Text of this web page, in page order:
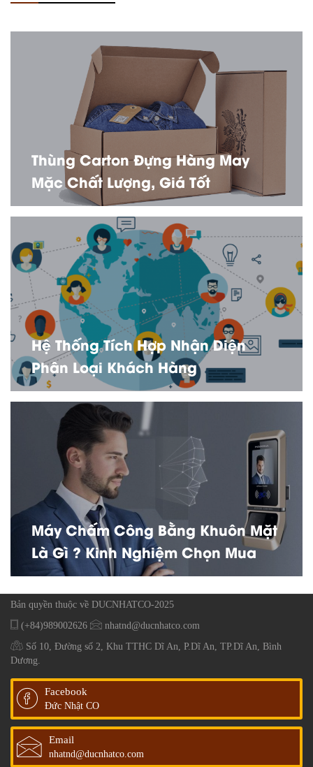
Thùng Carton Đựng Hàng May
Mặc Chất Lượng, Giá Tốt
Hệ Thống Tích Hợp Nhận Diện
Phân Loại Khách Hàng
Máy Chấm Công Bằng Khuôn Mặt
Là Gì ? Kinh Nghiệm Chọn Mua
Bản quyền thuộc về DUCNHATCO-2025
(+84)989002626
nhatnd@ducnhatco.com
Số 10, Đường số 2, Khu TTHC Dĩ An, P.Dĩ An, TP.Dĩ An, Bình
Dương.
Facebook
Đức Nhật CO
Email
nhatnd@ducnhatco.com